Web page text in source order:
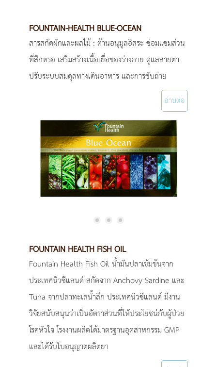
FOUNTAIN-HEALTH BLUE-OCEAN
สารสกัดผักและผลไม้ : ต้านอนุมูลอิสระ ซ่อมแซมส่วน
ที่สึกหรอ เสริมสร้างเนื้อเยื่อของร่างกาย ดูแลสายตา
ปรับระบบสมดุลทางเดินอาหาร และการขับถ่าย
อ่านต่อ
FOUNTAIN HEALTH FISH OIL
Fountain Health Fish Oil น้ำมันปลาเข้มข้นจาก
ประเทศนิวซีแลนด์ สกัดจาก Anchovy Sardine และ
Tuna จากปลาทะเลน้ำลึก ประเทศนิวซีแลนด์ มีงาน
วิจัยสนับสนุนว่าเป็นอัตราส่วนที่ให้ประโยชน์กับผู้ป่วย
โรคหัวใจ โรงงานผลิตได้มาตรฐานอุตสาหกรรม GMP
และได้รับใบอนุญาตผลิตยา